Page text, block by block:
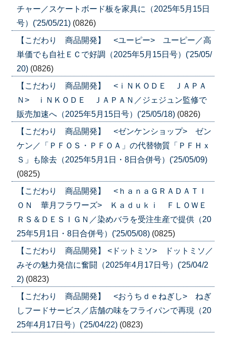
チャー／スケートボード板を家具に（2025年5月15日
号）('25/05/21) (0826)
【こだわり 商品開発】 <ユーピー> ユーピー／高
単価でも自社ＥＣで好調（2025年5月15日号）('25/05/
20) (0826)
【こだわり 商品開発】 <ｉＮＫＯＤＥ ＪＡＰＡ
Ｎ> ｉＮＫＯＤＥ ＪＡＰＡＮ／ジェジュン監修で
販売加速へ（2025年5月15日号）('25/05/18) (0826)
【こだわり 商品開発】 <ゼンケンショップ> ゼン
ケン／「ＰＦＯＳ・ＰＦＯＡ」の代替物質「ＰＦＨｘ
Ｓ」も除去（2025年5月1日・8日合併号）('25/05/09)
(0825)
【こだわり 商品開発】 <ｈａｎａＧＲＡＤＡＴＩ
ＯＮ 華月フラワーズ> Ｋａｄｕｋｉ ＦＬＯＷＥ
ＲＳ＆ＤＥＳＩＧＮ／染めバラを受注生産で提供（20
25年5月1日・8日合併号）('25/05/08) (0825)
【こだわり 商品開発】 <ドットミソ> ドットミソ／
みその魅力発信に奮闘（2025年4月17日号）('25/04/2
2) (0823)
【こだわり 商品開発】 <おうちｄｅねぎし> ねぎ
しフードサービス／店舗の味をフライパンで再現（20
25年4月17日号）('25/04/22) (0823)